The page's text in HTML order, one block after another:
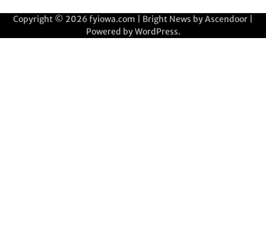
Copyright © 2026fyiowa.com | Bright News byAscendoor
Powered byWordPress.